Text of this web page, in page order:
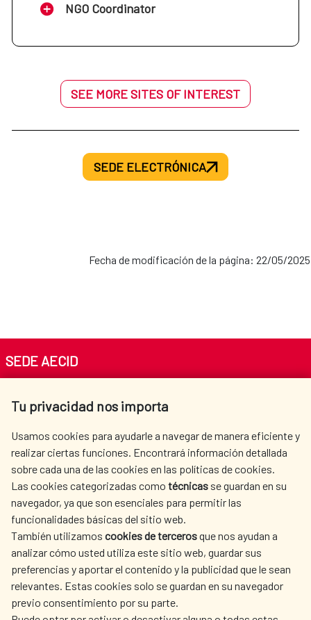
NGO Coordinator
SEE MORE SITES OF INTEREST
SEDE ELECTRÓNICA
Fecha de modificación de la página: 22/05/2025
Tu privacidad nos importa
Usamos cookies para ayudarle a navegar de manera eficiente y
realizar ciertas funciones. Encontrará información detallada
sobre cada una de las cookies en las políticas de cookies.
Las cookies categorizadas como técnicas se guardan en su
navegador, ya que son esenciales para permitir las
funcionalidades básicas del sitio web.
También utilizamos cookies de tercerosque nos ayudan a
analizar cómo usted utiliza este sitio web, guardar sus
preferencias y aportar el contenido y la publicidad que le sean
relevantes. Estas cookies solo se guardan en su navegador
previo consentimiento por su parte.
SEDE AECID
Tel. +34 900 20 30 54​​​​​​​
AECID
WHERE DO WE COOPERATE?
SPANISH HUMANITARIAN
ACTION
PRESS ROOM
CULTURE AND SCIENCE LIBRARY